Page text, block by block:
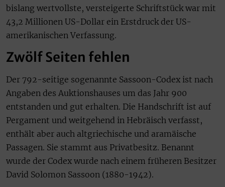
bislang wertvollste, versteigerte Schriftstück war mit
43,2 Millionen US-Dollar ein Erstdruck der US-
amerikanischen Verfassung.
Zwölf Seiten fehlen
Der 792-seitige sogenannte Sassoon-Codex ist nach
Angaben des Auktionshauses um das Jahr 900
entstanden und gut erhalten. Die Handschrift ist auf
Pergament und weitgehend in Hebräisch verfasst,
enthält aber auch altgriechische und aramäische
Passagen. Sie stammt aus Privatbesitz. Benannt
wurde der Codex wurde nach einem früheren Besitzer
David Solomon Sassoon (1880-1942).